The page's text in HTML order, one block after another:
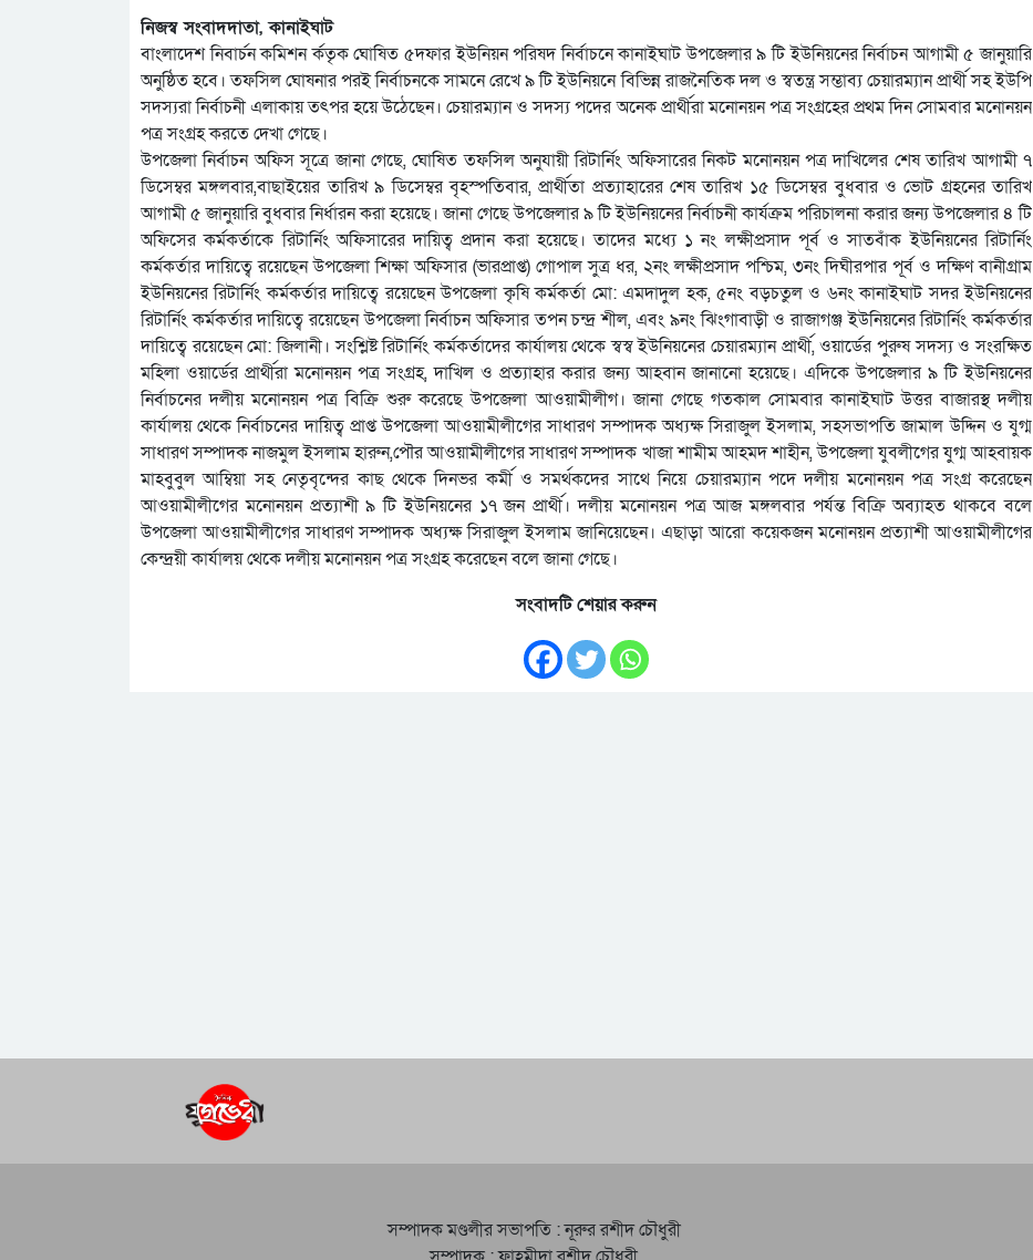
নিজস্ব সংবাদদাতা, কানাইঘাট
বাংলাদেশ নিবার্চন কমিশন র্কতৃক ঘোষিত ৫দফার ইউনিয়ন পরিষদ নির্বাচনে কানাইঘাট উপজেলার ৯ টি ইউনিয়নের নির্বাচন আগামী ৫ জানুয়ারি
অনুষ্ঠিত হবে। তফসিল ঘোষনার পরই নির্বাচনকে সামনে রেখে ৯ টি ইউনিয়নে বিভিন্ন রাজনৈতিক দল ও স্বতন্ত্র সম্ভাব্য চেয়ারম্যান প্রার্থী সহ ইউপি
সদস্যরা নির্বাচনী এলাকায় তৎপর হয়ে উঠেছেন। চেয়ারম্যান ও সদস্য পদের অনেক প্রার্থীরা মনোনয়ন পত্র সংগ্রহের প্রথম দিন সোমবার মনোনয়ন
পত্র সংগ্রহ করতে দেখা গেছে।
উপজেলা নির্বাচন অফিস সূত্রে জানা গেছে, ঘোষিত তফসিল অনুযায়ী রিটার্নিং অফিসারের নিকট মনোনয়ন পত্র দাখিলের শেষ তারিখ আগামী ৭
ডিসেম্বর মঙ্গলবার,বাছাইয়ের তারিখ ৯ ডিসেম্বর বৃহস্পতিবার, প্রার্থীতা প্রত্যাহারের শেষ তারিখ ১৫ ডিসেম্বর বুধবার ও ভোট গ্রহনের তারিখ
আগামী ৫ জানুয়ারি বুধবার নির্ধারন করা হয়েছে। জানা গেছে উপজেলার ৯ টি ইউনিয়নের নির্বাচনী কার্যক্রম পরিচালনা করার জন্য উপজেলার ৪ টি
অফিসের কর্মকর্তাকে রিটার্নিং অফিসারের দায়িত্ব প্রদান করা হয়েছে। তাদের মধ্যে ১ নং লক্ষীপ্রসাদ পূর্ব ও সাতবাঁক ইউনিয়নের রিটার্নিং
কর্মকর্তার দায়িত্বে রয়েছেন উপজেলা শিক্ষা অফিসার (ভারপ্রাপ্ত) গোপাল সুত্র ধর, ২নং লক্ষীপ্রসাদ পশ্চিম, ৩নং দিঘীরপার পূর্ব ও দক্ষিণ বানীগ্রাম
ইউনিয়নের রিটার্নিং কর্মকর্তার দায়িত্বে রয়েছেন উপজেলা কৃষি কর্মকর্তা মো: এমদাদুল হক, ৫নং বড়চতুল ও ৬নং কানাইঘাট সদর ইউনিয়নের
রিটার্নিং কর্মকর্তার দায়িত্বে রয়েছেন উপজেলা নির্বাচন অফিসার তপন চন্দ্র শীল, এবং ৯নং ঝিংগাবাড়ী ও রাজাগঞ্জ ইউনিয়নের রিটার্নিং কর্মকর্তার
দায়িত্বে রয়েছেন মো: জিলানী। সংশ্লিষ্ট রিটার্নিং কর্মকর্তাদের কার্যালয় থেকে স্বস্ব ইউনিয়নের চেয়ারম্যান প্রার্থী, ওয়ার্ডের পুরুষ সদস্য ও সংরক্ষিত
মহিলা ওয়ার্ডের প্রার্থীরা মনোনয়ন পত্র সংগ্রহ, দাখিল ও প্রত্যাহার করার জন্য আহবান জানানো হয়েছে। এদিকে উপজেলার ৯ টি ইউনিয়নের
নির্বাচনের দলীয় মনোনয়ন পত্র বিক্রি শুরু করেছে উপজেলা আওয়ামীলীগ। জানা গেছে গতকাল সোমবার কানাইঘাট উত্তর বাজারস্থ দলীয়
কার্যালয় থেকে নির্বাচনের দায়িত্ব প্রাপ্ত উপজেলা আওয়ামীলীগের সাধারণ সম্পাদক অধ্যক্ষ সিরাজুল ইসলাম, সহসভাপতি জামাল উদ্দিন ও যুগ্ম
সাধারণ সম্পাদক নাজমুল ইসলাম হারুন,পৌর আওয়ামীলীগের সাধারণ সম্পাদক খাজা শামীম আহমদ শাহীন, উপজেলা যুবলীগের যুগ্ম আহবায়ক
মাহবুবুল আম্বিয়া সহ নেতৃবৃন্দের কাছ থেকে দিনভর কর্মী ও সমর্থকদের সাথে নিয়ে চেয়ারম্যান পদে দলীয় মনোনয়ন পত্র সংগ্র করেছেন
আওয়ামীলীগের মনোনয়ন প্রত্যাশী ৯ টি ইউনিয়নের ১৭ জন প্রার্থী। দলীয় মনোনয়ন পত্র আজ মঙ্গলবার পর্যন্ত বিক্রি অব্যাহত থাকবে বলে
উপজেলা আওয়ামীলীগের সাধারণ সম্পাদক অধ্যক্ষ সিরাজুল ইসলাম জানিয়েছেন। এছাড়া আরো কয়েকজন মনোনয়ন প্রত্যাশী আওয়ামীলীগের
কেন্দ্রয়ী কার্যালয় থেকে দলীয় মনোনয়ন পত্র সংগ্রহ করেছেন বলে জানা গেছে।
সংবাদটি শেয়ার করুন
সম্পাদক মণ্ডলীর সভাপতি : নূরুর রশীদ চৌধুরী